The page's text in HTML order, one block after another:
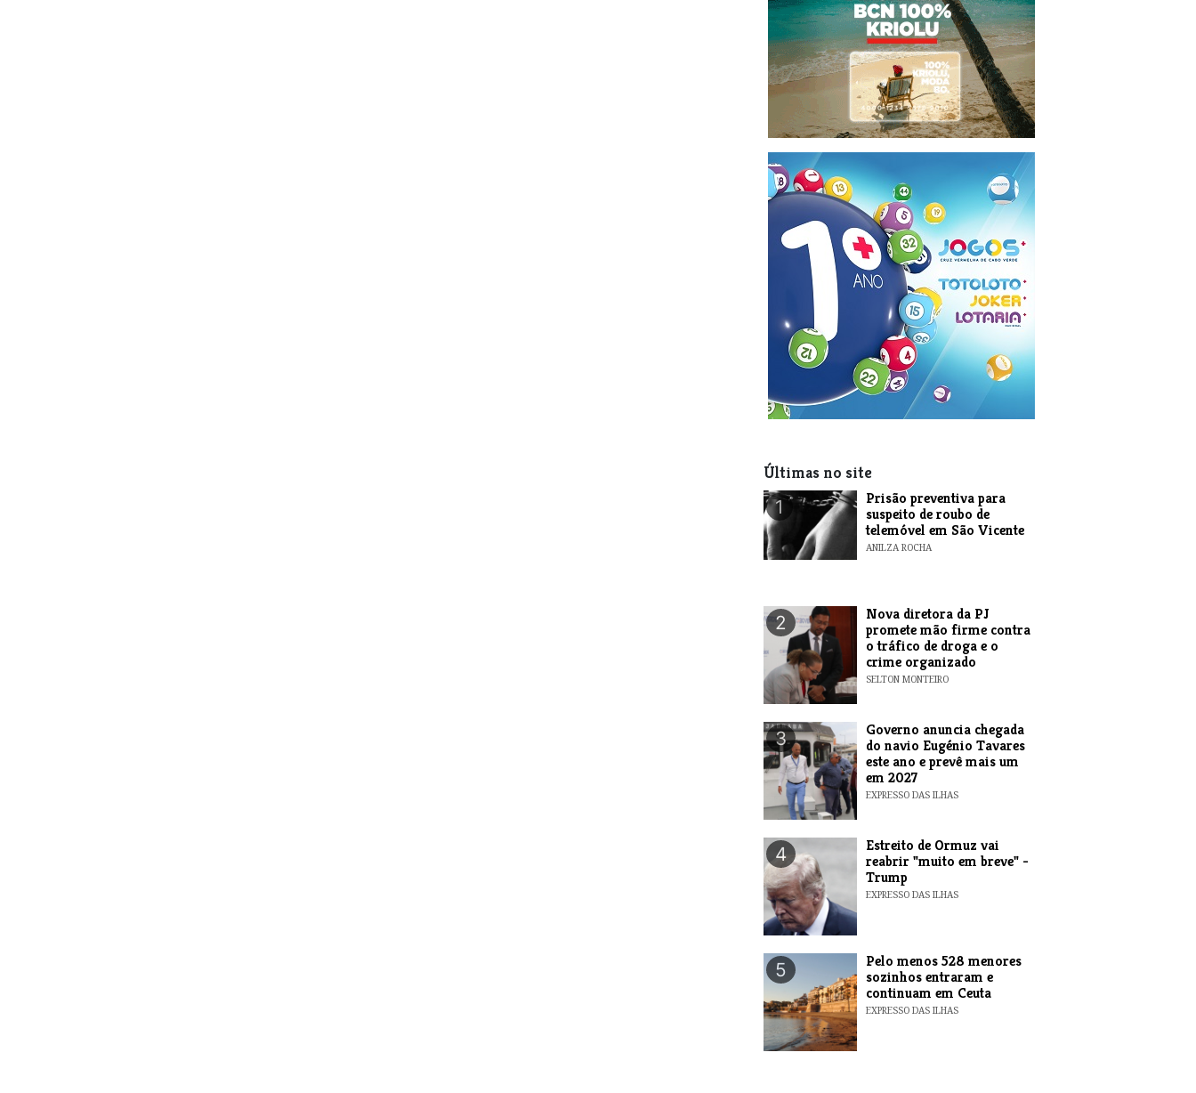
Últimas no site
1
Prisão preventiva para
suspeito de roubo de
telemóvel em São Vicente
ANILZA ROCHA
2
Nova diretora da PJ
promete mão firme contra
o tráfico de droga e o
crime organizado
SELTON MONTEIRO
3
Governo anuncia chegada
do navio Eugénio Tavares
este ano e prevê mais um
em 2027
EXPRESSO DAS ILHAS
4
Estreito de Ormuz vai
reabrir "muito em breve" -
Trump
EXPRESSO DAS ILHAS
5
Pelo menos 528 menores
sozinhos entraram e
continuam em Ceuta
EXPRESSO DAS ILHAS